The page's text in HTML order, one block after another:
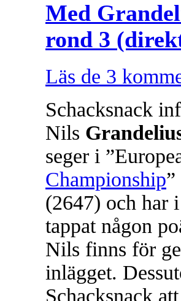
Med
rond 3
Läs de 3
Schacksnack
Nils
seger i
Championship
(2647) och har
tappat någon
Nils finns för
inlägget.
Schacksnack